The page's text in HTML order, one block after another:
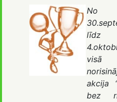
No
līdz
visā
akcija
bez